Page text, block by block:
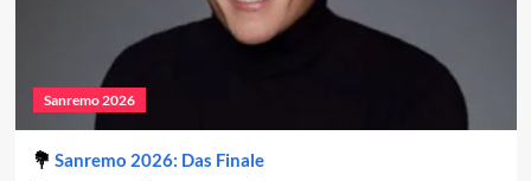
Sanremo 2026
Sanremo 2026: Das Finale